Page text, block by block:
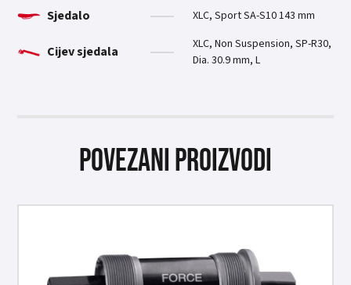
Sjedalo XLC, Sport SA-S10 143 mm
Cijev sjedala
XLC, Non Suspension, SP-R30,
Dia. 30.9 mm, L
Povezani proizvodi